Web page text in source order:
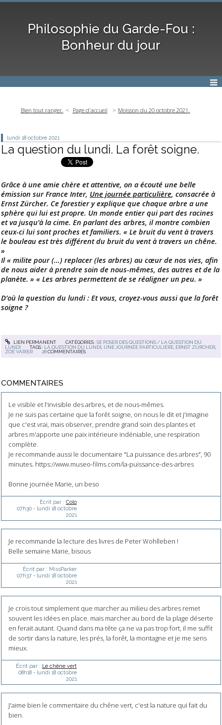
Philosophie du Garde-Fou :
Bonheur du jour
Bien tout ranger. Page d'accueil Moisson du 20 octobre 2021.
lundi 18 octobre 2021
La question du lundi. La forêt soigne.
Grâce à une amie chère et attentive, on a écouté une belle
émission sur France Inter, Une journée particulière, consacrée à
Ernst Zürcher. Ce forestier y explique que chaque arbre a une
sphère qui lui est propre. Un monde entier qui part des racines
et va jusqu’à la cime. En parlant des arbres, il montre combien
ceux-ci lui sont proches et familiers. « Le bruit du vent à travers
le bouleau est très différent du bruit du vent à travers un chêne.
»
Il « milite pour (…) replacer (les arbres) au cœur de nos vies, afin
de nous aider à prendre soin de nous-mêmes, des autres et de la
planète. » « Les arbres permettent de se réaligner un peu. »
D’où la question du lundi : Et vous, croyez-vous aussi que la forêt
soigne ?
LIEN PERMANENT CATÉGORIES :SE POSER DES QUESTIONS / LA QUESTION DU
LUNDI
TAGS : LA QUESTION DU LUNDI UNE JOURNÉE PARTICULIÈRE ERNST ZÜRCHER
ZOÉ VARIER
28 COMMENTAIRES
COMMENTAIRES
Le visible et l'invisible des arbres, et de nous-mêmes.
Je ne suis pas certaine que la forêt soigne, on nous le dit et j'imagine
que c'est vrai, mais observer, prendre grand soin des plantes et
arbres m'apporte une paix intérieure indéniable, une respiration
complète.
Je recommande aussi le documentaire "La puissance des arbres", 90
minutes. https://www.museo-films.com/la-puissance-des-arbres
Bonne journée Marie, un beso
Écrit par : Colo
07h30- lundi 18 octobre
2021
Je recommande la lecture des livres de Peter Wohlleben !
Belle semaine Marie, bisous
Écrit par : MissParker
07h37- lundi 18 octobre
2021
Je crois tout simplement que marcher au milieu des arbres remet
souvent les idées en place. mais marcher au bord de la plage déserte
en ferait autant. Quand dans ma tête ça ne va pas trop fort, il me suffit
de sortir dans la nature, les prés, la forêt, la montagne et je me sens
mieux.
Écrit par : Le chêne vert
08h18- lundi 18 octobre
2021
J'aime bien le commentaire du chêne vert, c'est la nature qui fait du
bien.